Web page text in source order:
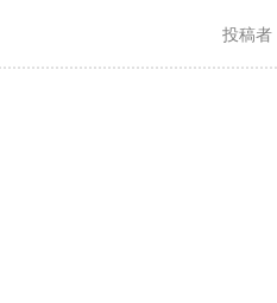
投稿者